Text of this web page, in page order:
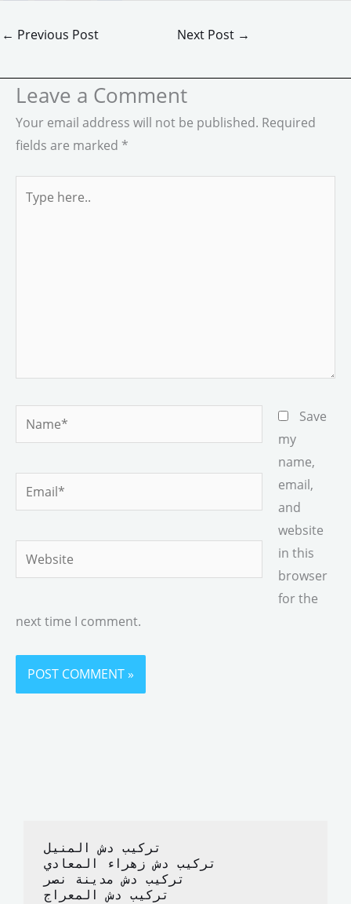
F
a
e
b
o
M
a
t
o
d
n
E
m
i
l
S
h
r
e
← Previous Post Next Post →
Leave a Comment
Your email address will not be published. Required
fields are marked *
here..
Name*
Email*
Website
Save
my
name,
email,
and
website
in this
browser
for the
next time I comment.
تركيب دش المنيل
تركيب دش زهراء المعادي
تركيب دش مدينة نصر